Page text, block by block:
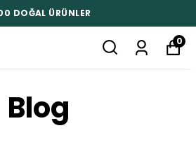
%100 DOĞAL ÜRÜNLER
0
Blog